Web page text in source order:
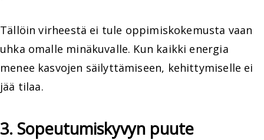
Tällöin virheestä ei tule oppimiskokemusta vaan
uhka omalle minäkuvalle. Kun kaikki energia
menee kasvojen säilyttämiseen, kehittymiselle ei
jää tilaa.
3. Sopeutumiskyvyn puute